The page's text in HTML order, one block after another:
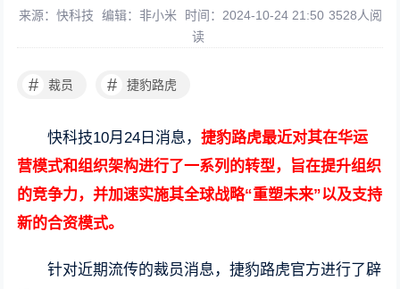
来源：快科技 编辑：非小米 时间：2024-10-24 21:50 3528人阅
读
# 裁员 # 捷豹路虎
快科技10月24日消息，捷豹路虎最近对其在华运
营模式和组织架构进行了一系列的转型，旨在提升组织
的竞争力，并加速实施其全球战略“重塑未来”以及支持
新的合资模式。
针对近期流传的裁员消息，捷豹路虎官方进行了辟